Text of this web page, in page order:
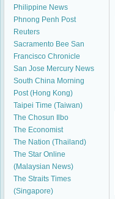
Philippine News
Phnong Penh Post
Reuters
Sacramento Bee San
Francisco Chronicle
San Jose Mercury News
South China Morning
Post (Hong Kong)
Taipei Time (Taiwan)
The Chosun Ilbo
The Economist
The Nation (Thailand)
The Star Online
(Malaysian News)
The Straits Times
(Singapore)